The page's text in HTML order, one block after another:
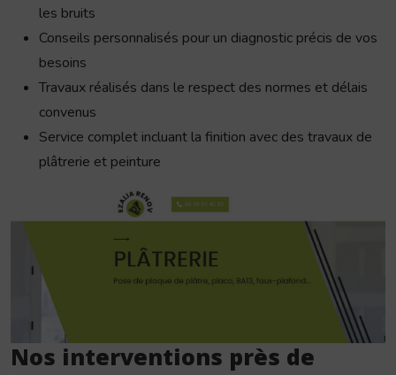
les bruits
Conseils personnalisés pour un diagnostic précis de vos
besoins
Travaux réalisés dans le respect des normes et délais
convenus
Service complet incluant la finition avec des travaux de
plâtrerie et peinture
Nos interventions près de